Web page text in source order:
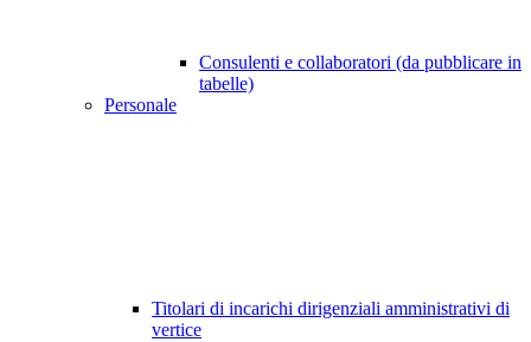
Consulenti e collaboratori (da pubblicare in
tabelle)
Personale
Titolari di incarichi dirigenziali amministrativi di
vertice